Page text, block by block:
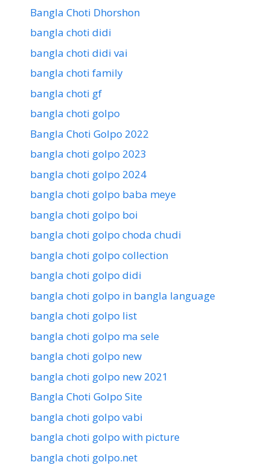
Bangla Choti Dhorshon
bangla choti didi
bangla choti didi vai
bangla choti family
bangla choti gf
bangla choti golpo
Bangla Choti Golpo 2022
bangla choti golpo 2023
bangla choti golpo 2024
bangla choti golpo baba meye
bangla choti golpo boi
bangla choti golpo choda chudi
bangla choti golpo collection
bangla choti golpo didi
bangla choti golpo in bangla language
bangla choti golpo list
bangla choti golpo ma sele
bangla choti golpo new
bangla choti golpo new 2021
Bangla Choti Golpo Site
bangla choti golpo vabi
bangla choti golpo with picture
bangla choti golpo.net